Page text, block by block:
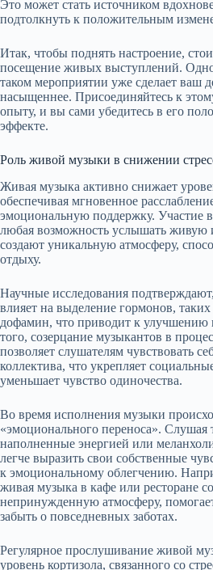
Это может стать источником
подтолкнуть к положительным
Итак, чтобы поднять настроение,
посещение живых выступлений.
таком мероприятии уже сделает ваш
насыщеннее. Присоединяйтесь к
опыту, и вы сами убедитесь в его
эффекте.
Роль живой музыки в снижении
Живая музыка активно снижает
обеспечивая мгновенное
эмоциональную поддержку. Участие
любая возможность услышать живую
создают уникальную атмосферу,
отдыху.
Научные исследования
влияет на выделение гормонов,
дофамин, что приводит к улучшению
того, созерцание музыкантов в
позволяет слушателям чувствовать
коллектива, что укрепляет
уменьшает чувство одиночества.
Во время исполнения музыки
«эмоционального переноса». Слушая
наполненные энергией или
легче выразить свои собственные
к эмоциональному облегчению.
живая музыка в кафе или ресторане
непринужденную атмосферу,
забыть о повседневных заботах.
Регулярное прослушивание живой
уровень кортизола, связанного со